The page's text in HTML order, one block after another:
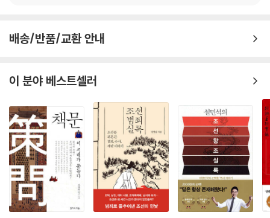
라는 뜻이 아니다. 국민의 안전을 위하여 최선을 다하는 것, 여기에 정치의
셋째, 지식경영. 싱크 탱크의 중요성을 알고 운영할 것
넷째, 인재. 인재를 알아보고 그의 능력을 충분히 활용할 것
다섯째, 업적.
세종이기 이전에 ‘이도’라는 한 인간으로서 슬픔과 아픔, 희생을 감내하고
훗날 ‘대왕’으로 불리게 된 원천은 무엇이었을까? 이 책의 저자 정도상은
세종의 백성을 아끼는 마음, 어려움에 빠진 백성(환과고독)을 구하고자 하
는 왕의 어질디어진 통치철학을 그 답으로 보았다.
배송/반품/교환 안내
이 분야 베스트셀러